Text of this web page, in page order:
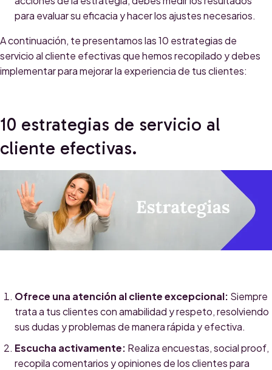
para evaluar su eficacia y hacer los ajustes necesarios.
A continuación, te presentamos las 10 estrategias de
servicio al cliente efectivas que hemos recopilado y debes
implementar para mejorar la experiencia de tus clientes:
10 estrategias de servicio al
cliente efectivas.
Ofrece una atención al cliente excepcional: Siempre
trata a tus clientes con amabilidad y respeto, resolviendo
sus dudas y problemas de manera rápida y efectiva.
Escucha activamente: Realiza encuestas, social proof,
recopila comentarios y opiniones de los clientes para